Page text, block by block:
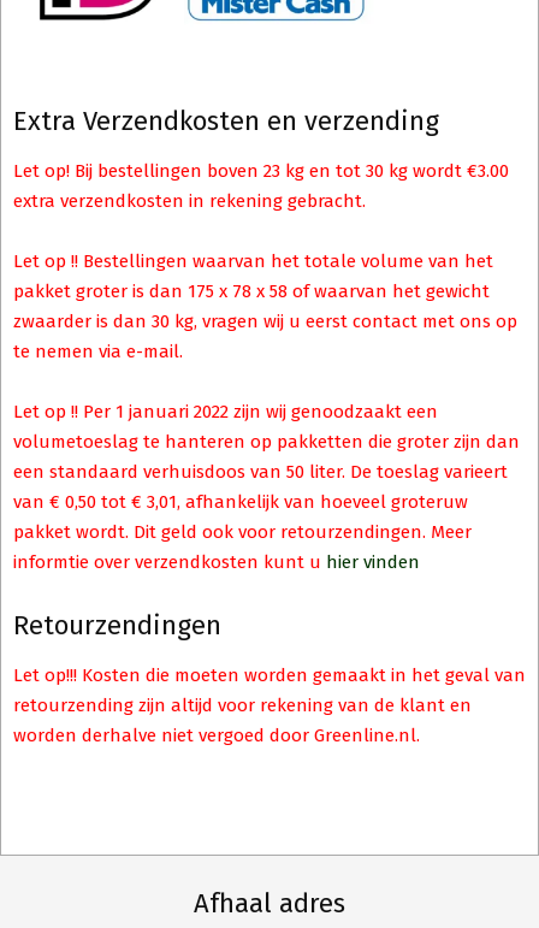
Extra Verzendkosten en verzending
Let op! Bij bestellingen boven 23 kg en tot 30 kg wordt €3.00
extra verzendkosten in rekening gebracht.
Let op !! Bestellingen waarvan het totale volume van het
pakket groter is dan 175 x 78 x 58 of waarvan het gewicht
zwaarder is dan 30 kg, vragen wij u eerst contact met ons op
te nemen via e-mail.
Let op !! Per 1 januari 2022 zijn wij genoodzaakt een
volumetoeslag te hanteren op pakketten die groter zijn dan
een standaard verhuisdoos van 50 liter. De toeslag varieert
van € 0,50 tot € 3,01, afhankelijk van hoeveel groteruw
pakket wordt. Dit geld ook voor retourzendingen. Meer
informtie over verzendkosten kunt u hier vinden
Retourzendingen
Let op!!! Kosten die moeten worden gemaakt in het geval van
retourzending zijn altijd voor rekening van de klant en
worden derhalve niet vergoed door Greenline.nl.
Afhaal adres